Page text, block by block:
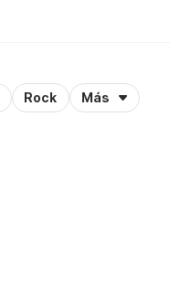
Rock Más